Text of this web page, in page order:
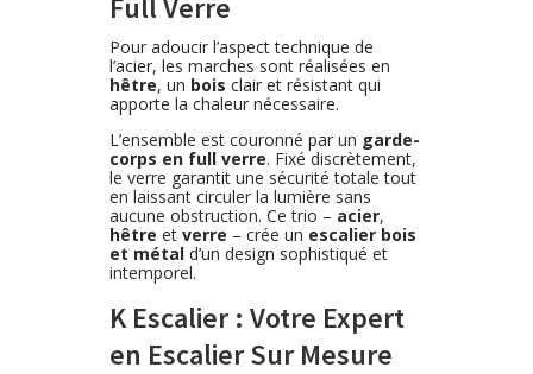
Full Verre
Pour adoucir l’aspect technique de
l’acier, les marches sont réalisées en
hêtre, un bois clair et résistant qui
apporte la chaleur nécessaire.
L’ensemble est couronné par un garde-
corps en full verre. Fixé discrètement,
le verre garantit une sécurité totale tout
en laissant circuler la lumière sans
aucune obstruction. Ce trio – acier,
hêtre etverre – crée un escalier bois
et métal d’un design sophistiqué et
intemporel.
K Escalier : Votre Expert
en Escalier Sur Mesure